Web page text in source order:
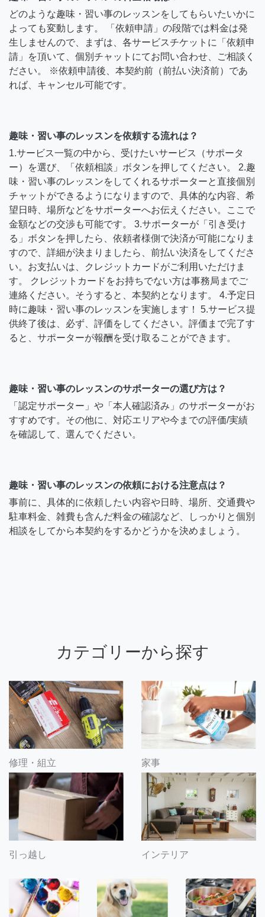
どのような趣味・習い事のレッスンをしてもらいたいかに
よっても変動します。 「依頼申請」の段階では料金は発
生しませんので、まずは、各サービスチケットに「依頼申
請」を頂いて、個別チャットにてお問い合わせ、ご相談く
ださい。 ※依頼申請後、本契約前（前払い決済前）であ
れば、キャンセル可能です。
趣味・習い事のレッスンを依頼する流れは？
1.サービス一覧の中から、受けたいサービス（サポータ
ー）を選び、「依頼相談」ボタンを押してください。 2.趣
味・習い事のレッスンをしてくれるサポーターと直接個別
チャットができるようになりますので、具体的な内容、希
望日時、場所などをサポーターへお伝えください。ここで
金額などの交渉も可能です。 3.サポーターが「引き受け
る」ボタンを押したら、依頼者様側で決済が可能になりま
すので、詳細が決まりましたら、前払い決済をしてくださ
い。お支払いは、クレジットカードがご利用いただけま
す。 クレジットカードをお持ちでない方は事務局までご
連絡ください。そうすると、本契約となります。 4.予定日
時に趣味・習い事のレッスンを実施します！ 5.サービス提
供終了後は、必ず、評価をしてください。評価まで完了す
ると、サポーターが報酬を受け取ることができます。
趣味・習い事のレッスンのサポーターの選び方は？
「認定サポーター」や「本人確認済み」のサポーターがお
すすめです。その他に、対応エリアや今までの評価/実績
を確認して、選んでください。
趣味・習い事のレッスンの依頼における注意点は？
事前に、具体的に依頼したい内容や日時、場所、交通費や
駐車料金、雑費も含んだ料金の確認など、しっかりと個別
相談をしてから本契約をするかどうかを決めましょう。
カテゴリーから探す
修理・組立 家事
引っ越し インテリア